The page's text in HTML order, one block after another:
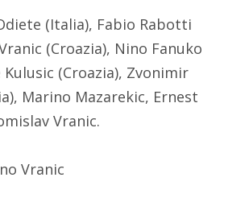
(Italia), Fabio Rabotti
(Croazia), Nino Fanuko
Kulusic (Croazia), Zvonimir
Marino Mazarekic, Ernest
Vranic.
Vranic